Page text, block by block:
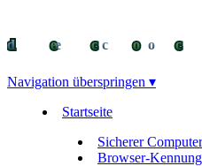
deco
Navigation überspringen ▾
Startseite
Sicherer Computer
Browser-Kennung